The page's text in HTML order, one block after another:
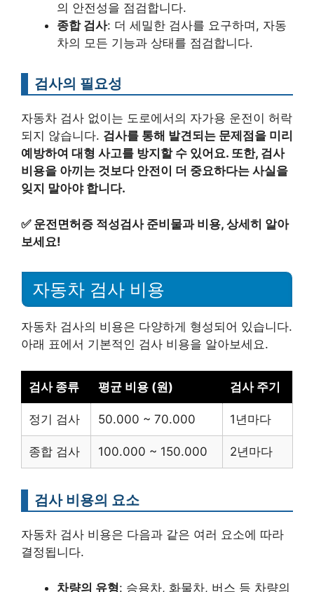
의 안전성을 점검합니다.
종합 검사: 더 세밀한 검사를 요구하며, 자동
차의 모든 기능과 상태를 점검합니다.
검사의 필요성
자동차 검사 없이는 도로에서의 자가용 운전이 허락
되지 않습니다. 검사를 통해 발견되는 문제점을 미리
예방하여 대형 사고를 방지할 수 있어요. 또한, 검사
비용을 아끼는 것보다 안전이 더 중요하다는 사실을
잊지 말아야 합니다.
✅ 운전면허증 적성검사 준비물과 비용, 상세히 알아
보세요!
자동차 검사 비용
자동차 검사의 비용은 다양하게 형성되어 있습니다.
아래 표에서 기본적인 검사 비용을 알아보세요.
검사 종류 평균 비용 (원) 검사 주기
정기 검사 50.000 ~ 70.000 1년마다
종합 검사 100.000 ~ 150.000 2년마다
검사 비용의 요소
자동차 검사 비용은 다음과 같은 여러 요소에 따라
결정됩니다.
차량의 유형: 승용차, 화물차, 버스 등 차량의